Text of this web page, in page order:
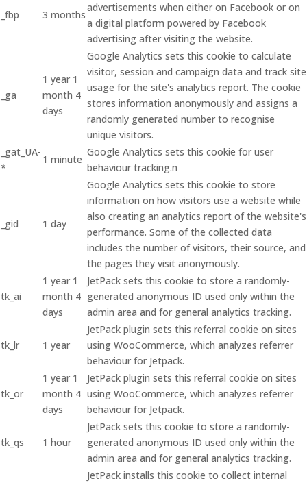
_fbp 3 months
advertisements when either on Facebook or on
a digital platform powered by Facebook
advertising after visiting the website.
_ga
1 year 1
month 4
days
Google Analytics sets this cookie to calculate
visitor, session and campaign data and track site
usage for the site's analytics report. The cookie
stores information anonymously and assigns a
randomly generated number to recognise
unique visitors.
_gat_UA-
*
1 minute
Google Analytics sets this cookie for user
behaviour tracking.n
_gid 1 day
Google Analytics sets this cookie to store
information on how visitors use a website while
also creating an analytics report of the website's
performance. Some of the collected data
includes the number of visitors, their source, and
the pages they visit anonymously.
tk_ai
1 year 1
month 4
days
JetPack sets this cookie to store a randomly-
generated anonymous ID used only within the
admin area and for general analytics tracking.
tk_lr 1 year
JetPack plugin sets this referral cookie on sites
using WooCommerce, which analyzes referrer
behaviour for Jetpack.
tk_or
1 year 1
month 4
days
JetPack plugin sets this referral cookie on sites
using WooCommerce, which analyzes referrer
behaviour for Jetpack.
tk_qs 1 hour
JetPack sets this cookie to store a randomly-
generated anonymous ID used only within the
admin area and for general analytics tracking.
JetPack installs this cookie to collect internal